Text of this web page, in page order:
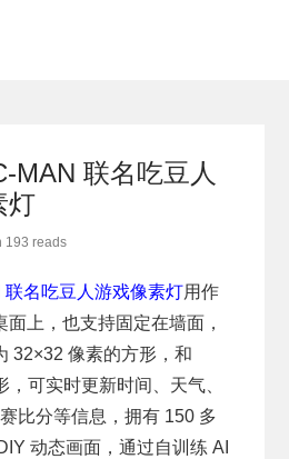
MAN 联名吃豆人
灯
193 reads
名吃豆人游戏像素灯用作
上，也支持固定在墙面，
32×32 像素的方形，和
可实时更新时间、天气、
比分等信息，拥有 150 多
动态画面，通过自训练 AI